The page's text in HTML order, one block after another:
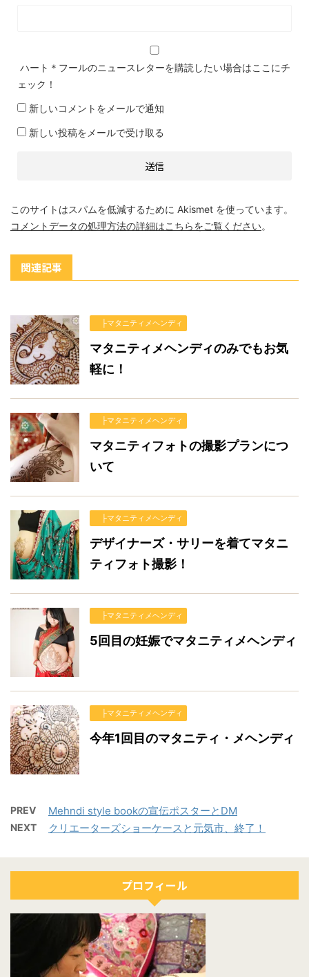
ハート＊フールのニュースレターを購読したい場合はここにチ
ェック！
新しいコメントをメールで通知
新しい投稿をメールで受け取る
このサイトはスパムを低減するために Akismet を使っています。
コメントデータの処理方法の詳細はこちらをご覧ください。
関連記事
├マタニティメヘンディ
マタニティメヘンディのみでもお気
軽に！
├マタニティメヘンディ
マタニティフォトの撮影プランにつ
いて
├マタニティメヘンディ
デザイナーズ・サリーを着てマタニ
ティフォト撮影！
├マタニティメヘンディ
5回目の妊娠でマタニティメヘンディ
├マタニティメヘンディ
今年1回目のマタニティ・メヘンディ
PREV Mehndi style bookの宣伝ポスターとDM
NEXT クリエーターズショーケースと元気市、終了！
プロフィール